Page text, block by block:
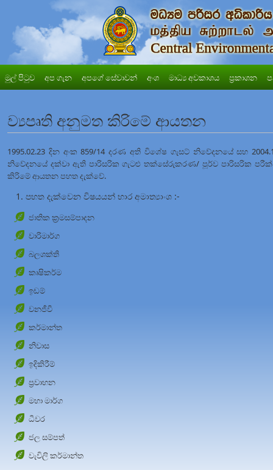
මුල් පිටුව අප ගැන අපගේ සේවාවන් අංශ මාධ්‍ය අවකාශය ප්‍රකාශන
ව්‍යපෘති අනුමත කිරිමේ ආයතන
1995.02.23 දින අංක 859/14 දරණ අති විශේෂ ගැසට් නිවේදනයේ සහ
නිවේදනයේ දක්වා ඇති පාරිසරික ගැටළු තක්සේරුකරණ/ පූර්ව පාරිසරික
කිරිමේ ආයතන පහත දැක්වේ.
පහත දැක්වෙන විෂයයන් භාර අමාත්‍යාංශ :-
ජාතික ක්‍රමසම්පාදන
වාරිමාර්ග
බලශක්ති
කෘෂිකර්ම
ඉඩම්
වනජීවී
කර්මාන්ත
නිවාස
ඉදිකිරීම්
ප්‍රවාහන
මහා මාර්ග
ධීවර
ජල සම්පත්
වැවිලි කර්මාන්ත